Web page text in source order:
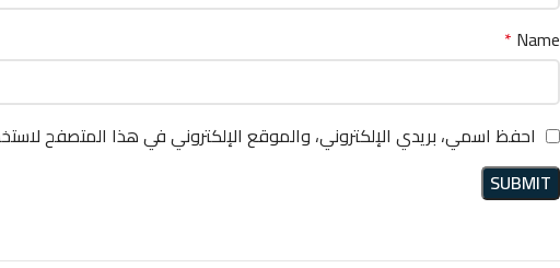
Name
*
احفظ اسمي، بريدي الإلكتروني، والموقع الإلكتروني في هذا المتصفح